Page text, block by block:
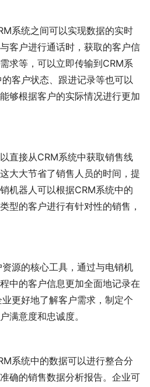
系统之间可以实现数据的实时
客户进行通话时，获取的客户信
求等，可以立即传输到CRM系
客户状态、跟进记录等也可以
够根据客户的实际情况进行更加
直接从CRM系统中获取销售线
大大节省了销售人员的时间，提
机器人可以根据CRM系统中的
型的客户进行有针对性的销售，
源的核心工具，通过与电销机
中的客户信息更加全面地记录在
更好地了解客户需求，制定个
满意度和忠诚度。
系统中的数据可以进行整合分
确的销售数据分析报告。企业可